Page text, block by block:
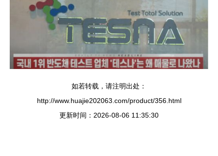
如若转载，请注明出处：
http://www.huajie202063.com/product/356.html
更新时间：2026-08-06 11:35:30